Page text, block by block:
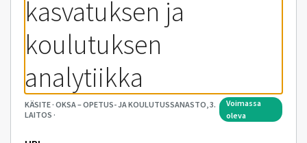
kasvatuksen ja
koulutuksen
analytiikka
KÄSITE· OKSA – OPETUS- JA KOULUTUSSANASTO, 3.
LAITOS ·
voimassa
oleva